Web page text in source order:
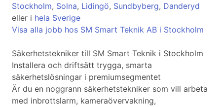
Stockholm, Solna, Lidingö, Sundbyberg, Danderyd
eller i hela Sverige
Visa alla jobb hos SM Smart Teknik AB i Stockholm
Säkerhetstekniker till SM Smart Teknik i Stockholm
Installera och driftsätt trygga, smarta
säkerhetslösningar i premiumsegmentet
Är du en noggrann säkerhetstekniker som vill arbeta
med inbrottslarm, kameraövervakning,